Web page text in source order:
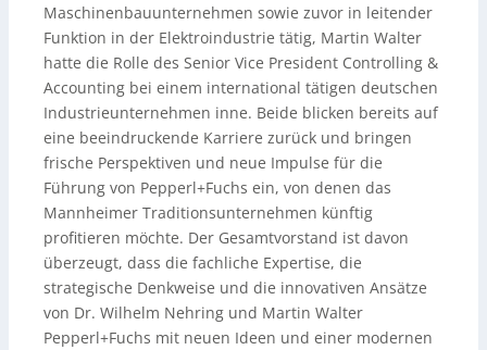
Maschinenbauunternehmen sowie zuvor in leitender
Funktion in der Elektroindustrie tätig, Martin Walter
hatte die Rolle des Senior Vice President Controlling &
Accounting bei einem international tätigen deutschen
Industrieunternehmen inne. Beide blicken bereits auf
eine beeindruckende Karriere zurück und bringen
frische Perspektiven und neue Impulse für die
Führung von Pepperl+Fuchs ein, von denen das
Mannheimer Traditionsunternehmen künftig
profitieren möchte. Der Gesamtvorstand ist davon
überzeugt, dass die fachliche Expertise, die
strategische Denkweise und die innovativen Ansätze
von Dr. Wilhelm Nehring und Martin Walter
Pepperl+Fuchs mit neuen Ideen und einer modernen